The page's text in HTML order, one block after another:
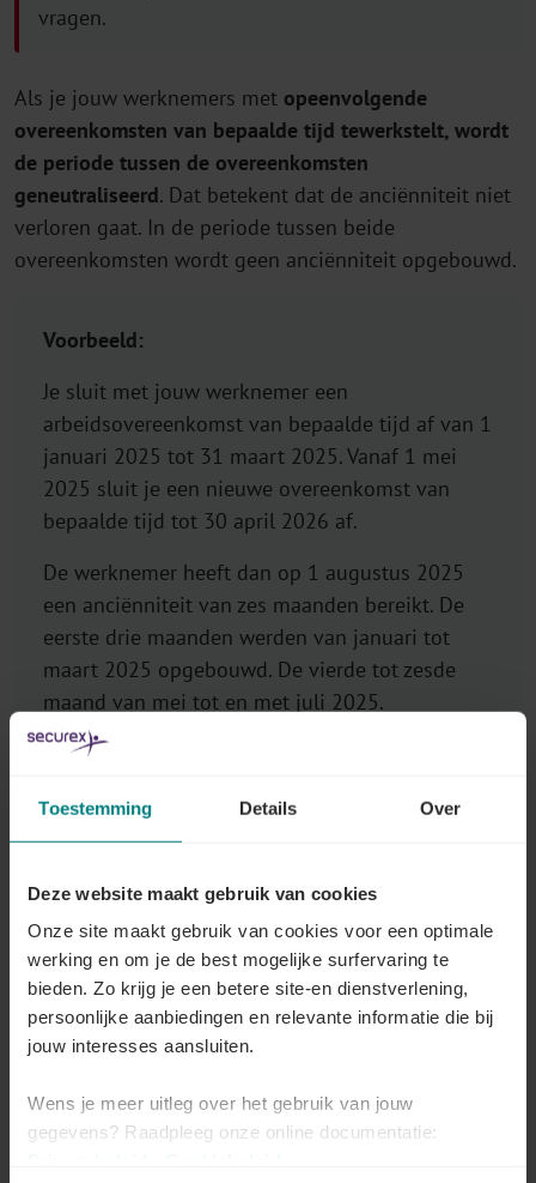
Toestemming Details Over
Deze website maakt gebruik van cookies
Onze site maakt gebruik van cookies voor een optimale
werking en om je de best mogelijke surfervaring te
bieden. Zo krijg je een betere site-en dienstverlening,
persoonlijke aanbiedingen en relevante informatie die bij
jouw interesses aansluiten.
Wens je meer uitleg over het gebruik van jouw
gegevens? Raadpleeg onze online documentatie:
vragen.
Als je jouw werknemers met opeenvolgende
overeenkomsten van bepaalde tijd tewerkstelt, wordt
de periode tussen de overeenkomsten
geneutraliseerd. Dat betekent dat de anciënniteit niet
verloren gaat. In de periode tussen beide
overeenkomsten wordt geen anciënniteit opgebouwd.
Voorbeeld:
Je sluit met jouw werknemer een
arbeidsovereenkomst van bepaalde tijd af van 1
januari 2025 tot 31 maart 2025. Vanaf 1 mei
2025 sluit je een nieuwe overeenkomst van
bepaalde tijd tot 30 april 2026 af.
De werknemer heeft dan op 1 augustus 2025
een anciënniteit van zes maanden bereikt. De
eerste drie maanden werden van januari tot
maart 2025 opgebouwd. De vierde tot zesde
maand van mei tot en met juli 2025.
voorspelbare en zekere
arbeidsvoorwaarden aan te vragen
Waarover gaat het?
Lees meer